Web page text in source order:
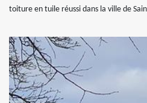
toiture en tuile réussi dans la ville de